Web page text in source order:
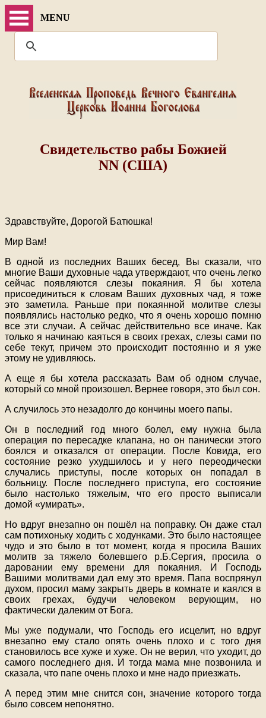
MENU
Свидетельство рабы Божией
NN (США)
Здравствуйте, Дорогой Батюшка!
Мир Вам!
В одной из последних Ваших бесед, Вы сказали, что
многие Ваши духовные чада утверждают, что очень легко
сейчас появляются слезы покаяния. Я бы хотела
присоединиться к словам Ваших духовных чад, я тоже
это заметила. Раньше при покаянной молитве слезы
появлялись настолько редко, что я очень хорошо помню
все эти случаи. А сейчас действительно все иначе. Как
только я начинаю каяться в своих грехах, слезы сами по
себе текут, причем это происходит постоянно и я уже
этому не удивляюсь.
А еще я бы хотела рассказать Вам об одном случае,
который со мной произошел. Вернее говоря, это был сон.
А случилось это незадолго до кончины моего папы.
Он в последний год много болел, ему нужна была
операция по пересадке клапана, но он панически этого
боялся и отказался от операции. После Ковида, его
состояние резко ухудшилось и у него переодически
случались приступы, после которых он попадал в
больницу. После последнего приступа, его состояние
было настолько тяжелым, что его просто выписали
домой «умирать».
Но вдруг внезапно он пошёл на поправку. Он даже стал
сам потихоньку ходить с ходунками. Это было настоящее
чудо и это было в тот момент, когда я просила Ваших
молитв за тяжело болевшего р.Б.Сергия, просила о
даровании ему времени для покаяния. И Господь
Вашими молитвами дал ему это время. Папа воспрянул
духом, просил маму закрыть дверь в комнате и каялся в
своих грехах, будучи человеком верующим, но
фактически далеким от Бога.
Мы уже подумали, что Господь его исцелит, но вдруг
внезапно ему стало опять очень плохо и с того дня
становилось все хуже и хуже. Он не верил, что уходит, до
самого последнего дня. И тогда мама мне позвонила и
сказала, что папе очень плохо и мне надо приезжать.
А перед этим мне снится сон, значение которого тогда
было совсем непонятно.